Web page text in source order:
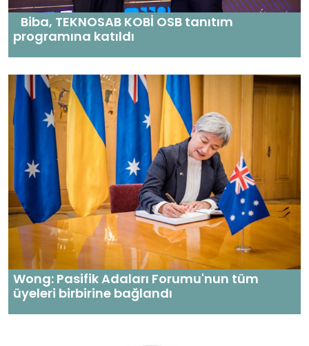
Biba, TEKNOSAB KOBİ OSB tanıtım
programına katıldı
Wong: Pasifik Adaları Forumu'nun tüm
üyeleri birbirine bağlandı